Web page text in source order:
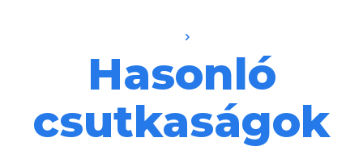
Hasonló
csutkaságok